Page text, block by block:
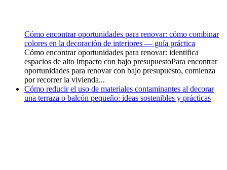
Cómo encontrar oportunidades para renovar: cómo combinar
colores en la decoración de interiores — guía práctica
Cómo encontrar oportunidades para renovar: identifica
espacios de alto impacto con bajo presupuestoPara encontrar
oportunidades para renovar con bajo presupuesto, comienza
por recorrer la vivienda...
Cómo reducir el uso de materiales contaminantes al decorar
una terraza o balcón pequeño: ideas sostenibles y prácticas